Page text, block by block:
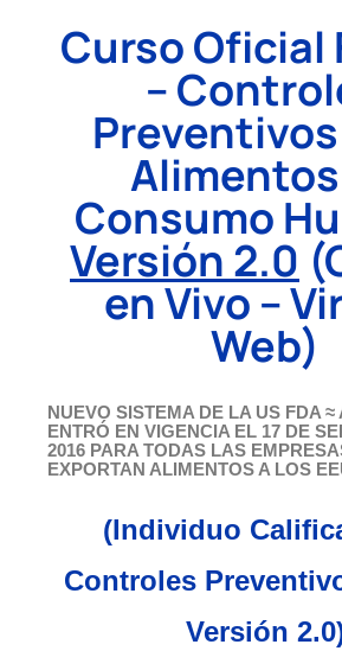
Curso Oficial
–
Consumo
Versión 2.0
en Vivo –
Web)
NUEVO SISTEMA DE LA US FDA
ENTRÓ EN VIGENCIA EL 17 DE
2016 PARA TODAS LAS
EXPORTAN ALIMENTOS A LOS
(Individuo
Controles
Versión